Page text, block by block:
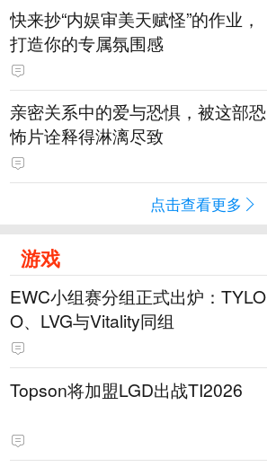
快来抄“内娱审美天赋怪”的作业，
打造你的专属氛围感
亲密关系中的爱与恐惧，被这部恐
怖片诠释得淋漓尽致
点击查看更多
游戏
EWC小组赛分组正式出炉：TYLO
O、LVG与Vitality同组
Topson将加盟LGD出战TI2026